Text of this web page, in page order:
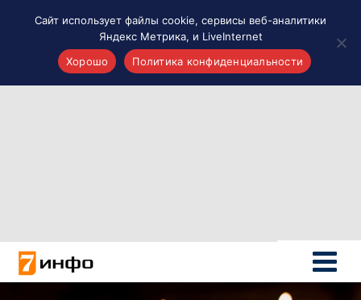
Новости России
Политика
Новости мира
Сайт использует файлы cookie, сервисы веб-аналитики
Яндекс Метрика, и LiveInternet
Хорошо
Политика конфиденциальности